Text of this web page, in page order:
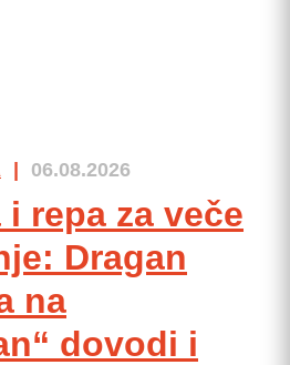
| 06.08.2026
repa za veče
Dragan
na
dovodi i